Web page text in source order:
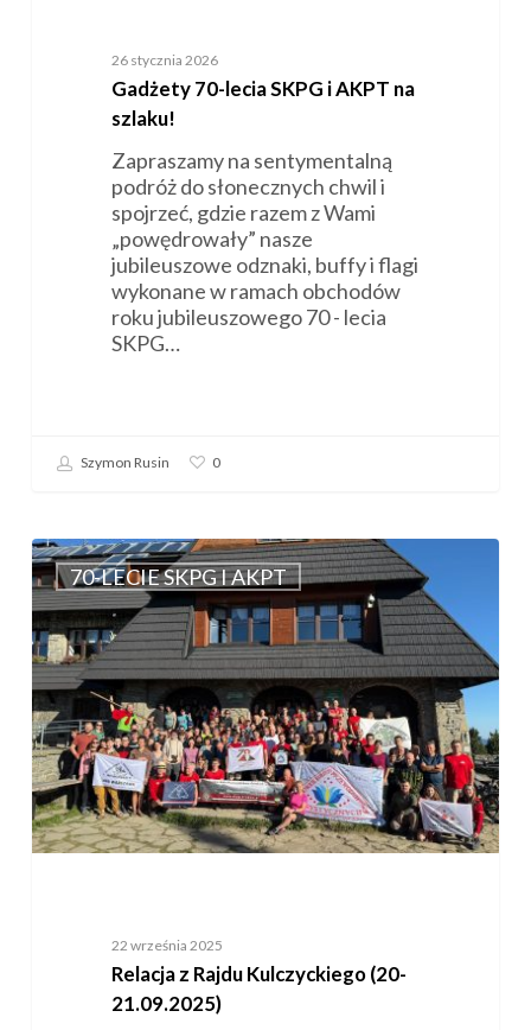
26 stycznia 2026
Gadżety 70-lecia SKPG i AKPT na
szlaku!
Zapraszamy na sentymentalną
podróż do słonecznych chwil i
spojrzeć, gdzie razem z Wami
„powędrowały” nasze
jubileuszowe odznaki, buffy i flagi
wykonane w ramach obchodów
roku jubileuszowego 70 - lecia
SKPG…
Szymon Rusin 0
70-LECIE SKPG I AKPT
Relacja
z
Rajdu
Kulczyckiego
(20-
21.09.2025)
22 września 2025
Relacja z Rajdu Kulczyckiego (20-
21.09.2025)